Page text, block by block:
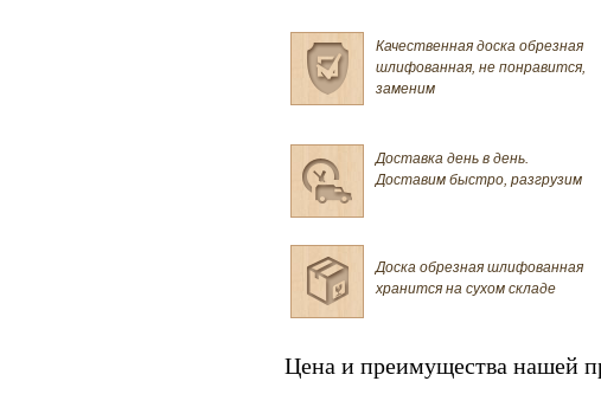
Качественная доска обрезная
шлифованная, не понравится,
заменим
Доставка день в день.
Доставим быстро, разгрузим
Доска обрезная шлифованная
хранится на сухом складе
Цена и преимущества нашей